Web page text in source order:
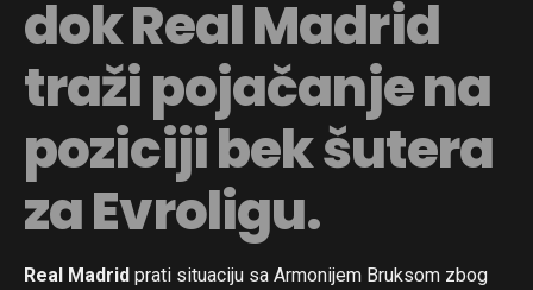
dok Real Madrid
traži pojačanje na
poziciji bek šutera
za Evroligu.
Real Madrid prati situaciju sa Armonijem Bruksom zbog